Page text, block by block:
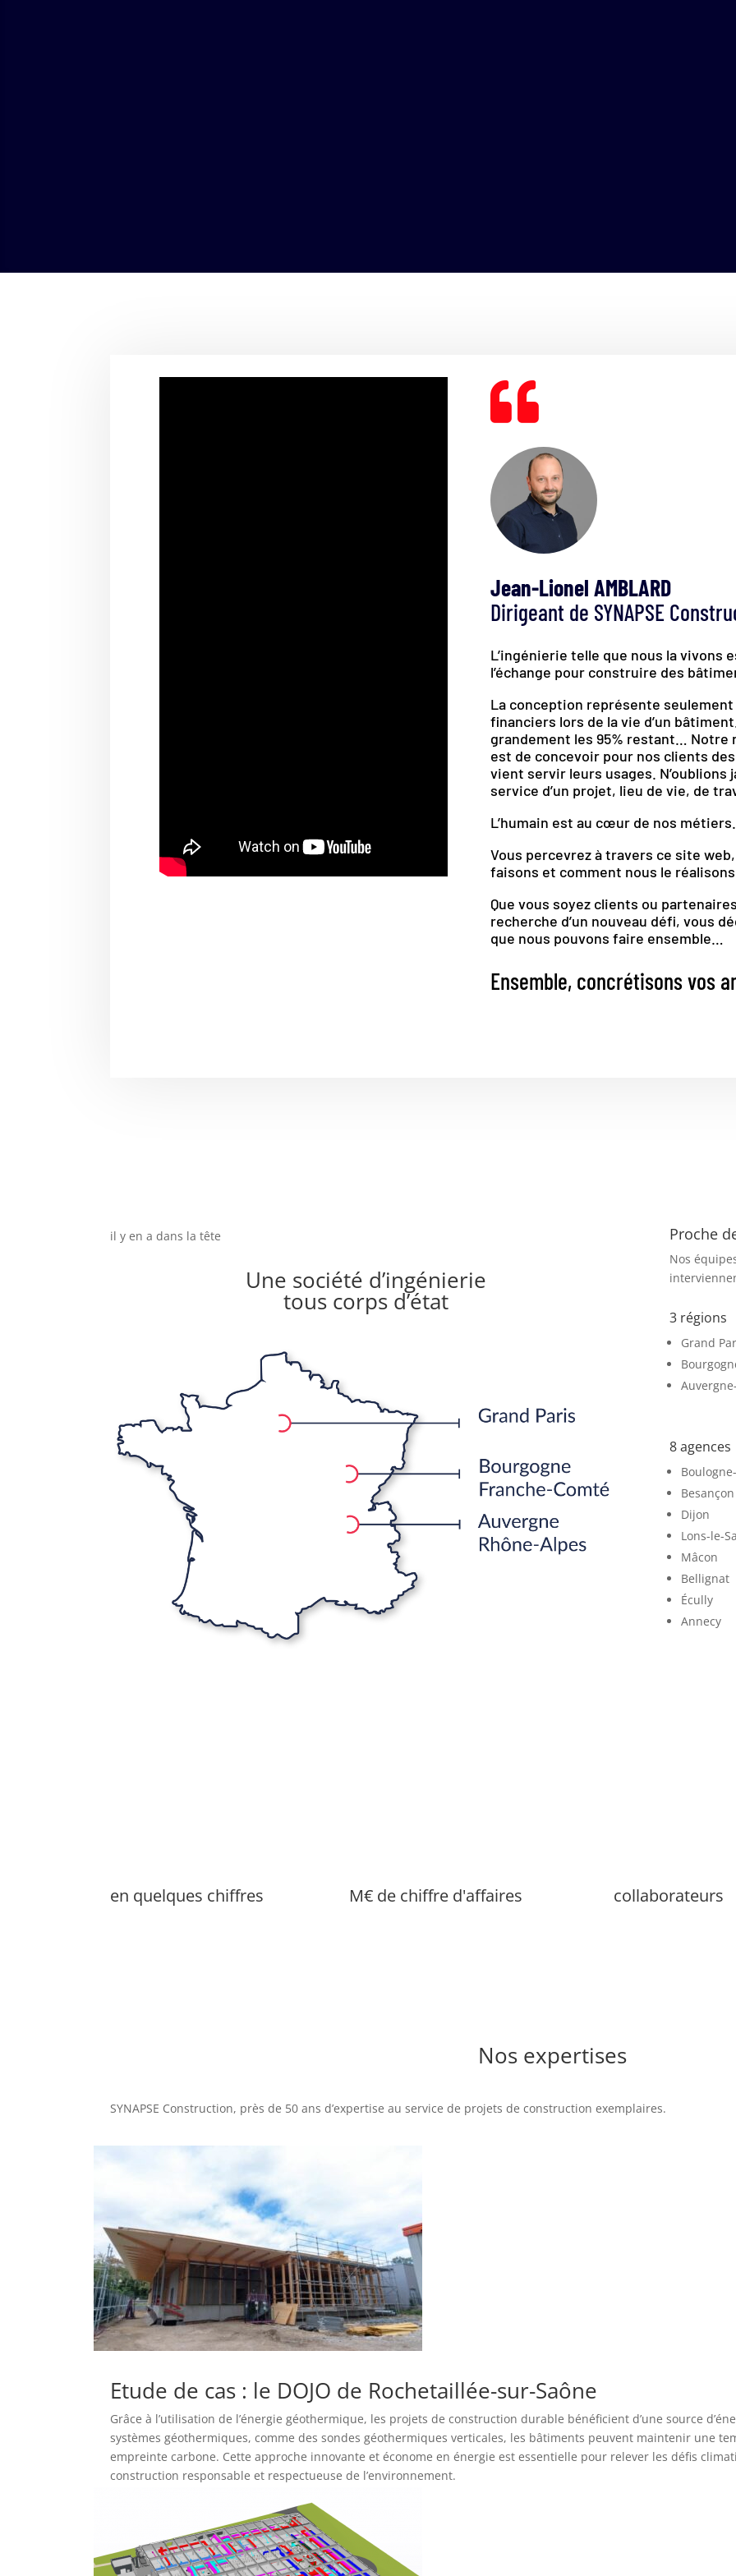

Jean-Lionel AMBLARD
Dirigeant de SYNAPSE
L’ingénierie telle que nous la vivons
l’échange pour construire des
La conception représente
financiers lors de la vie d’un
grandement les 95% restant… Notre
est de concevoir pour nos clients
vient servir leurs usages. N’oublions
service d’un projet, lieu de vie, de
L’humain est au cœur de nos métiers.
Vous percevrez à travers ce site
faisons et comment nous le
Que vous soyez clients ou
recherche d’un nouveau défi, vous
que nous pouvons faire ensemble…
Ensemble, concrétisons vos
il y en a dans la tête
Une société d’ingénierie
tous corps d’état
Proche
Nos
3 régions
Grand
8 agences
Besançon
Dijon
Lons-le-
Mâcon
Bellignat
Écully
Annecy
en quelques chiffres M€ de chiffre d'affaires collaborateurs
Nos expertises
SYNAPSE Construction, près de 50 ans d’expertise au service de projets de construction exemplaires.
Etude de cas : le DOJO de Rochetaillée-sur-Saône
Grâce à l’utilisation de l’énergie géothermique, les projets de construction durable bénéficient d’une source
systèmes géothermiques, comme des sondes géothermiques verticales, les bâtiments peuvent maintenir une
empreinte carbone. Cette approche innovante et économe en énergie est essentielle pour relever les défis
construction responsable et respectueuse de l’environnement.